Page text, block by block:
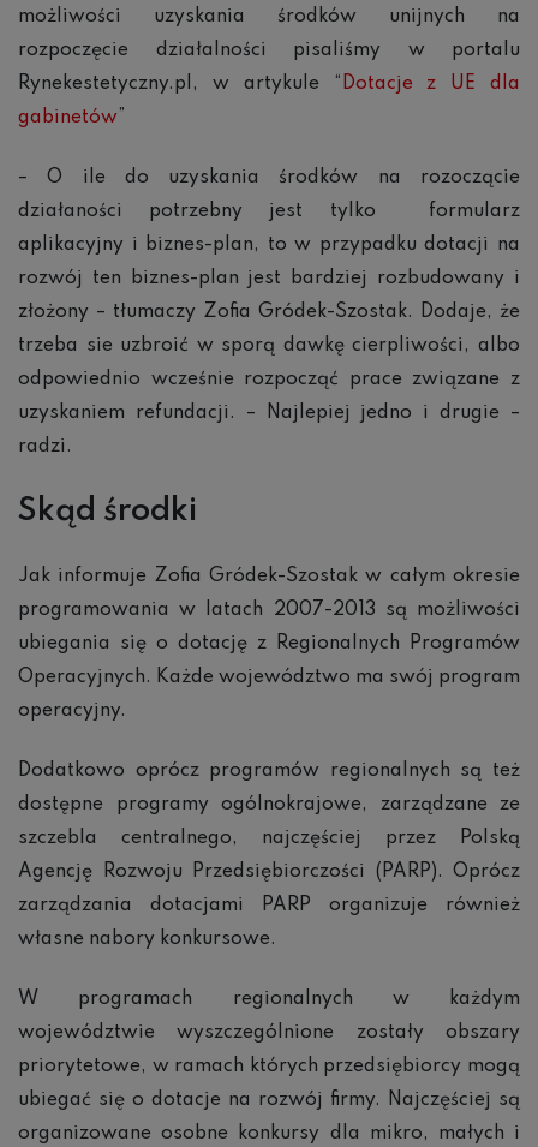
możliwości uzyskania środków unijnych na
rozpoczęcie działalności pisaliśmy w portalu
Rynekestetyczny.pl, w artykule “Dotacje z UE dla
gabinetów
– O ile do uzyskania środków na rozoczącie
działaności potrzebny jest tylko formularz
aplikacyjny i biznes-plan, to w przypadku dotacji na
rozwój ten biznes-plan jest bardziej rozbudowany i
złożony – tłumaczy Zofia Gródek-Szostak. Dodaje, że
trzeba sie uzbroić w sporą dawkę cierpliwości, albo
odpowiednio wcześnie rozpocząć prace związane z
uzyskaniem refundacji. – Najlepiej jedno i drugie –
radzi.
Skąd środki
Jak informuje Zofia Gródek-Szostak w całym okresie
programowania w latach 2007-2013 są możliwości
ubiegania się o dotację z Regionalnych Programów
Operacyjnych. Każde województwo ma swój program
operacyjny.
Dodatkowo oprócz programów regionalnych są też
dostępne programy ogólnokrajowe, zarządzane ze
szczebla centralnego, najczęściej przez Polską
Agencję Rozwoju Przedsiębiorczości (PARP). Oprócz
zarządzania dotacjami PARP organizuje również
własne nabory konkursowe.
W programach regionalnych w każdym
województwie wyszczególnione zostały obszary
priorytetowe, w ramach których przedsiębiorcy mogą
ubiegać się o dotacje na rozwój firmy. Najczęściej są
organizowane osobne konkursy dla mikro, małych i